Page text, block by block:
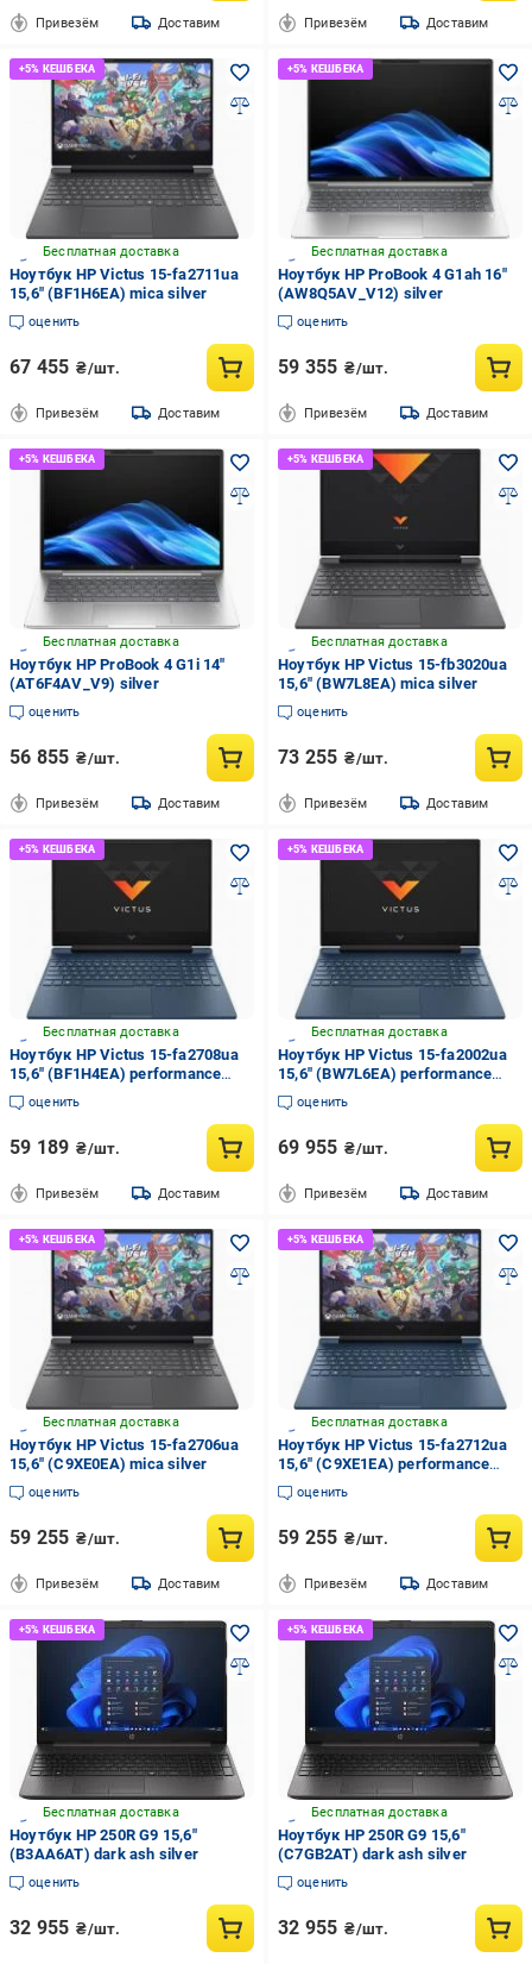
Привезём Доставим Привезём Доставим
Бесплатная доставка
Ноутбук HP Victus 15-fa2711ua
15,6" (BF1H6EA) mica silver
оценить
67 455 ₴/шт.
Привезём Доставим
Бесплатная доставка
Ноутбук HP ProBook 4 G1ah 16"
(AW8Q5AV_V12) silver
оценить
59 355 ₴/шт.
Привезём Доставим
Бесплатная доставка
Ноутбук HP ProBook 4 G1i 14"
(AT6F4AV_V9) silver
оценить
56 855 ₴/шт.
Привезём Доставим
Бесплатная доставка
Ноутбук HP Victus 15-fb3020ua
15,6" (BW7L8EA) mica silver
оценить
73 255 ₴/шт.
Привезём Доставим
Бесплатная доставка
Ноутбук HP Victus 15-fa2708ua
15,6" (BF1H4EA) performance
blue
оценить
59 189 ₴/шт.
Привезём Доставим
Бесплатная доставка
Ноутбук HP Victus 15-fa2002ua
15,6" (BW7L6EA) performance
blue
оценить
69 955 ₴/шт.
Привезём Доставим
Бесплатная доставка
Ноутбук HP Victus 15-fa2706ua
15,6" (C9XE0EA) mica silver
оценить
59 255 ₴/шт.
Привезём Доставим
Бесплатная доставка
Ноутбук HP Victus 15-fa2712ua
15,6" (C9XE1EA) performance
blue
оценить
59 255 ₴/шт.
Привезём Доставим
Бесплатная доставка
Ноутбук HP 250R G9 15,6"
(B3AA6AT) dark ash silver
оценить
32 955 ₴/шт.
Бесплатная доставка
Ноутбук HP 250R G9 15,6"
(C7GB2AT) dark ash silver
оценить
32 955 ₴/шт.